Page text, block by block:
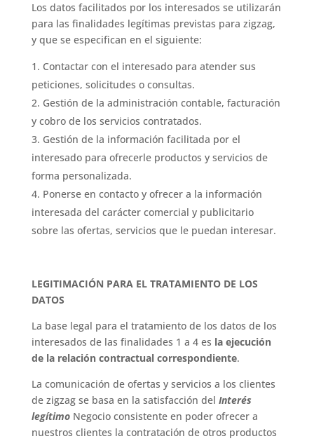
Los datos facilitados por los interesados ​​se utilizarán
para las finalidades legítimas previstas para zigzag,
y que se especifican en el siguiente:
Contactar con el interesado para atender sus
peticiones, solicitudes o consultas.
Gestión de la administración contable, facturación
y cobro de los servicios contratados.
Gestión de la información facilitada por el
interesado para ofrecerle productos y servicios de
forma personalizada.
Ponerse en contacto y ofrecer a la información
interesada del carácter comercial y publicitario
sobre las ofertas, servicios que le puedan interesar.
LEGITIMACIÓN PARA EL TRATAMIENTO DE LOS
DATOS
La base legal para el tratamiento de los datos de los
interesados ​​de las finalidades 1 a 4 es la ejecución
de la relación contractual correspondiente.
La comunicación de ofertas y servicios a los clientes
de zigzag se basa en la satisfacción del Interés
legítimoNegocio consistente en poder ofrecer a
nuestros clientes la contratación de otros productos